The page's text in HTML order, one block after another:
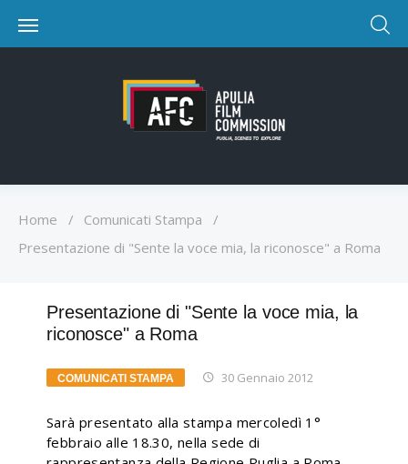
Home / Comunicati Stampa
/
Presentazione di "Sente la voce mia, la riconosce" a Roma
Presentazione di "Sente la voce mia, la
riconosce" a Roma
COMUNICATI STAMPA 30 Gennaio 2012
Sarà presentato alla stampa mercoledì 1°
febbraio alle 18.30, nella sede di